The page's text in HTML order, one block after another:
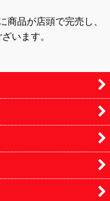
商品が店頭で完売し、
います。